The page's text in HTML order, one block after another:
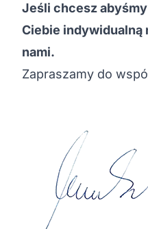
Jeśli chcesz
Ciebie indywidualną
nami.
Zapraszamy do